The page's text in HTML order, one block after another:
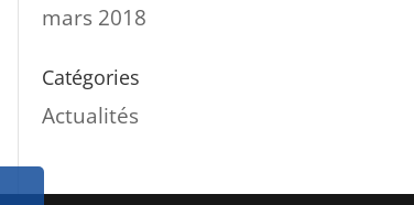
mars 2018
Catégories
Actualités